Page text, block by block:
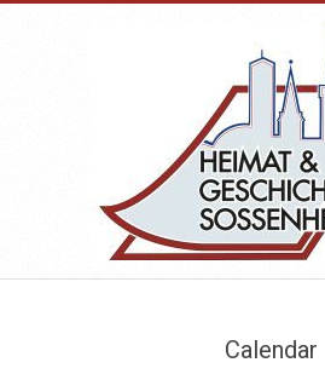
HEIMAT-
Calendar